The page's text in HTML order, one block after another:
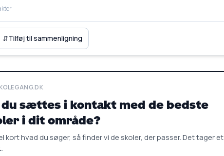
⇵Tilføj til sammenligning
sættes i kontakt med de bedste
i dit område?
kort hvad du søger, så finder vi de skoler, der passer. Det tager et